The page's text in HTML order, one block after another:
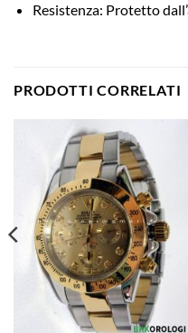
Resistenza: Protetto
PRODOTTI CORRELATI